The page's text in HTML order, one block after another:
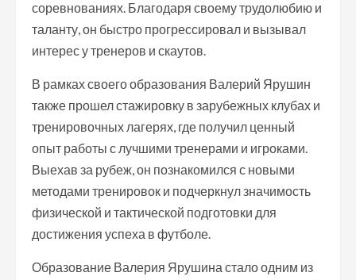
соревнованиях. Благодаря своему трудолюбию и
таланту, он быстро прогрессировал и вызывал
интерес у тренеров и скаутов.
В рамках своего образования Валерий Ярушин
также прошел стажировку в зарубежных клубах и
тренировочных лагерях, где получил ценный
опыт работы с лучшими тренерами и игроками.
Выехав за рубеж, он познакомился с новыми
методами тренировок и подчеркнул значимость
физической и тактической подготовки для
достижения успеха в футболе.
Образование Валерия Ярушина стало одним из